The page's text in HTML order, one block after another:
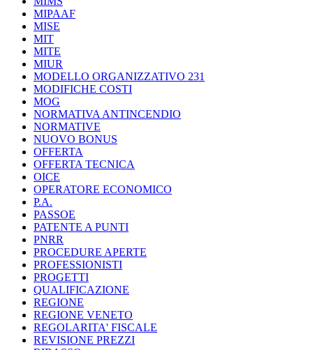
MIPAAF
MISE
MIT
MITE
MIUR
MODELLO ORGANIZZATIVO 231
MODIFICHE COSTI
MOG
NORMATIVA ANTINCENDIO
NORMATIVE
NUOVO BONUS
OFFERTA
OFFERTA TECNICA
OICE
OPERATORE ECONOMICO
P.A.
PASSOE
PATENTE A PUNTI
PNRR
PROCEDURE APERTE
PROFESSIONISTI
PROGETTI
QUALIFICAZIONE
REGIONE
REGIONE VENETO
REGOLARITA' FISCALE
REVISIONE PREZZI